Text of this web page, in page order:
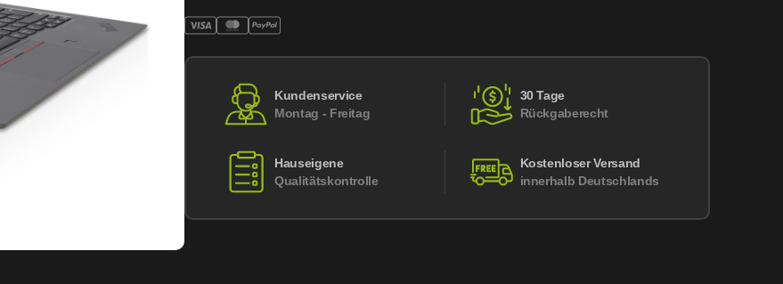
Kundenservice
Montag - Freitag
30 Tage
Rückgaberecht
Hauseigene
Qualitätskontrolle
Kostenloser Versand
innerhalb Deutschlands